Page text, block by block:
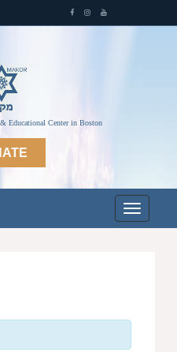
Educational Center in Boston